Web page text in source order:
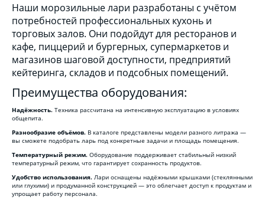
Наши морозильные лари разработаны с учётом
потребностей профессиональных кухонь и
торговых залов. Они подойдут для ресторанов и
кафе, пиццерий и бургерных, супермаркетов и
магазинов шаговой доступности, предприятий
кейтеринга, складов и подсобных помещений.
Преимущества оборудования:
Надёжность. Техника рассчитана на интенсивную эксплуатацию в условиях
общепита.
Разнообразие объёмов. В каталоге представлены модели разного литража —
вы сможете подобрать ларь под конкретные задачи и площадь помещения.
Температурный режим. Оборудование поддерживает стабильный низкий
температурный режим, что гарантирует сохранность продуктов.
Удобство использования. Лари оснащены надёжными крышками (стеклянными
или глухими) и продуманной конструкцией — это облегчает доступ к продуктам и
упрощает работу персонала.